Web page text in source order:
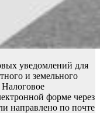
уведомлений для
и земельного
форме через
направлено по почте